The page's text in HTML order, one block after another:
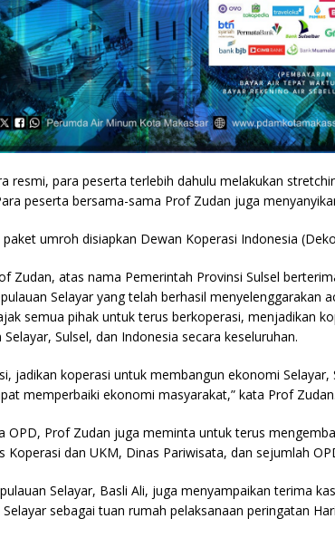
resmi, para peserta terlebih dahulu melakukan
peserta bersama-sama Prof Zudan juga
umroh disiapkan Dewan Koperasi Indonesia
Zudan, atas nama Pemerintah Provinsi Sulsel
Selayar yang telah berhasil menyelenggarakan
semua pihak untuk terus berkoperasi, menjadikan
Sulsel, dan Indonesia secara keseluruhan.
jadikan koperasi untuk membangun ekonomi Selayar,
memperbaiki ekonomi masyarakat,” kata Prof Zudan.
OPD, Prof Zudan juga meminta untuk terus
Koperasi dan UKM, Dinas Pariwisata, dan sejumlah
Selayar, Basli Ali, juga menyampaikan terima
sebagai tuan rumah pelaksanaan peringatan